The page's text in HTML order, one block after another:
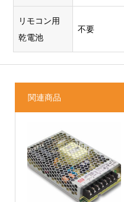
リモコン用
乾電池
不要
関連商品